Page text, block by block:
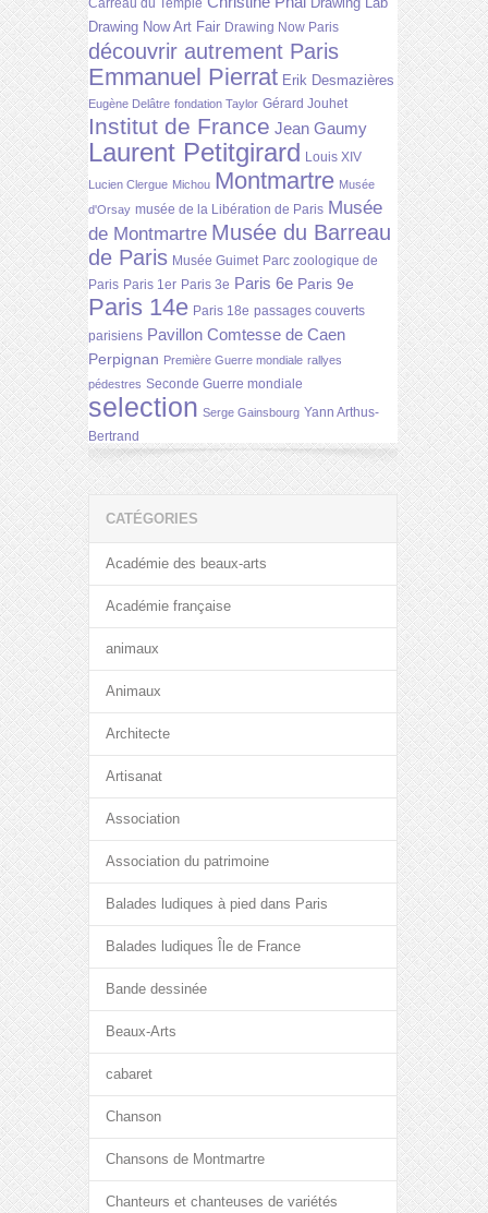
Carreau du Temple
Drawing Now Art Fair Drawing Now Paris
découvrir autrement Paris
Emmanuel Pierrat Erik Desmazières
Eugène Delâtre fondation Taylor Gérard Jouhet
Institut de France Jean Gaumy
Laurent Petitgirard Louis XIV
Lucien Clergue Michou Montmartre Musée
d'Orsay musée de la Libération de Paris Musée
de Montmartre Musée du Barreau
de Paris Musée Guimet Parc zoologique de
Paris Paris 1er Paris 3e Paris 6e Paris 9e
Paris 14e Paris 18e passages couverts
parisiens Pavillon Comtesse de Caen
Perpignan Première Guerre mondiale rallyes
pédestres Seconde Guerre mondiale
selection Serge Gainsbourg Yann Arthus-
Bertrand
CATÉGORIES
Académie des beaux-arts
Académie française
animaux
Animaux
Architecte
Artisanat
Association
Association du patrimoine
Balades ludiques à pied dans Paris
Balades ludiques Île de France
Bande dessinée
Beaux-Arts
cabaret
Chanson
Chansons de Montmartre
Chanteurs et chanteuses de variétés